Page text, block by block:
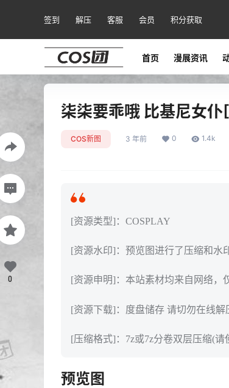
签到 解压 客服 会员 积分获取
首页 漫展资讯
柒柒要乖哦 比基尼女
COS新图 3 年前 0 1.4k
[资源类型]：COSPLAY
[资源水印]：预览图进行了压缩和水
[资源申明]：本站素材均来自网络，
[资源下载]：度盘储存 请切勿在线解
[压缩格式]：7z或7z分卷双层压缩(请
预览图
0